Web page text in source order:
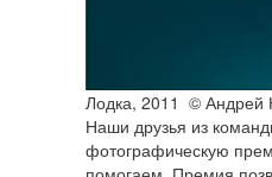
Лодка, 2011 © Андрей
Наши друзья из
фотографическую